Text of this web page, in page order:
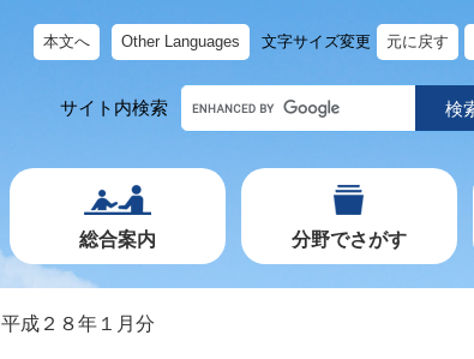
本文へ Other Languages 文字サイズ変更 元に戻す
サイト内検索
キ
ー
ワ
ド
総合案内 分野でさがす
平成２８年１月分